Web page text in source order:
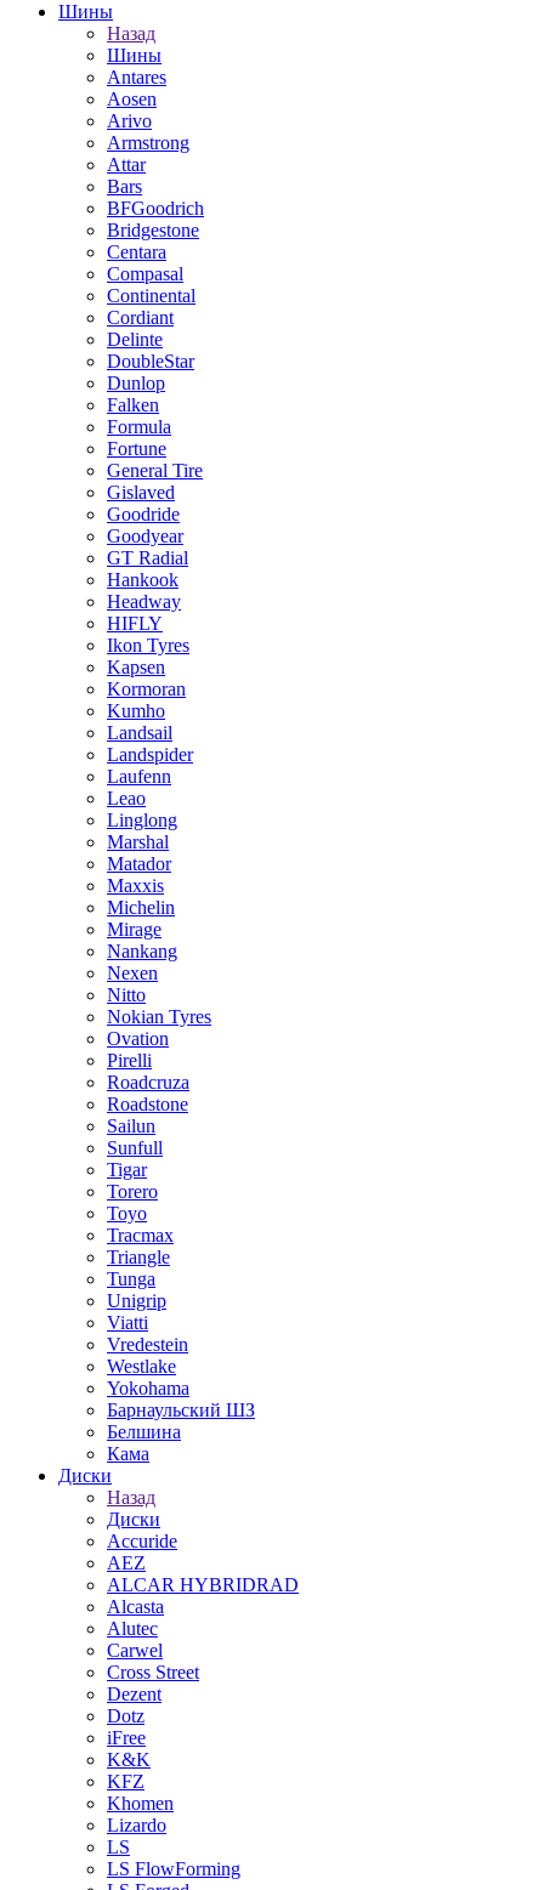
Шины
Назад
Шины
Antares
Aosen
Arivo
Armstrong
Attar
Bars
BFGoodrich
Bridgestone
Centara
Compasal
Continental
Cordiant
Delinte
DoubleStar
Dunlop
Falken
Formula
Fortune
General Tire
Gislaved
Goodride
Goodyear
GT Radial
Hankook
Headway
HIFLY
Ikon Tyres
Kapsen
Kormoran
Kumho
Landsail
Landspider
Laufenn
Leao
Linglong
Marshal
Matador
Maxxis
Michelin
Mirage
Nankang
Nexen
Nitto
Nokian Tyres
Ovation
Pirelli
Roadcruza
Roadstone
Sailun
Sunfull
Tigar
Torero
Toyo
Tracmax
Triangle
Tunga
Unigrip
Viatti
Vredestein
Westlake
Yokohama
Барнаульский ШЗ
Белшина
Кама
Диски
Назад
Диски
Accuride
AEZ
ALCAR HYBRIDRAD
Alcasta
Alutec
Carwel
Cross Street
Dezent
Dotz
iFree
K&K
KFZ
Khomen
Lizardo
LS
LS FlowForming